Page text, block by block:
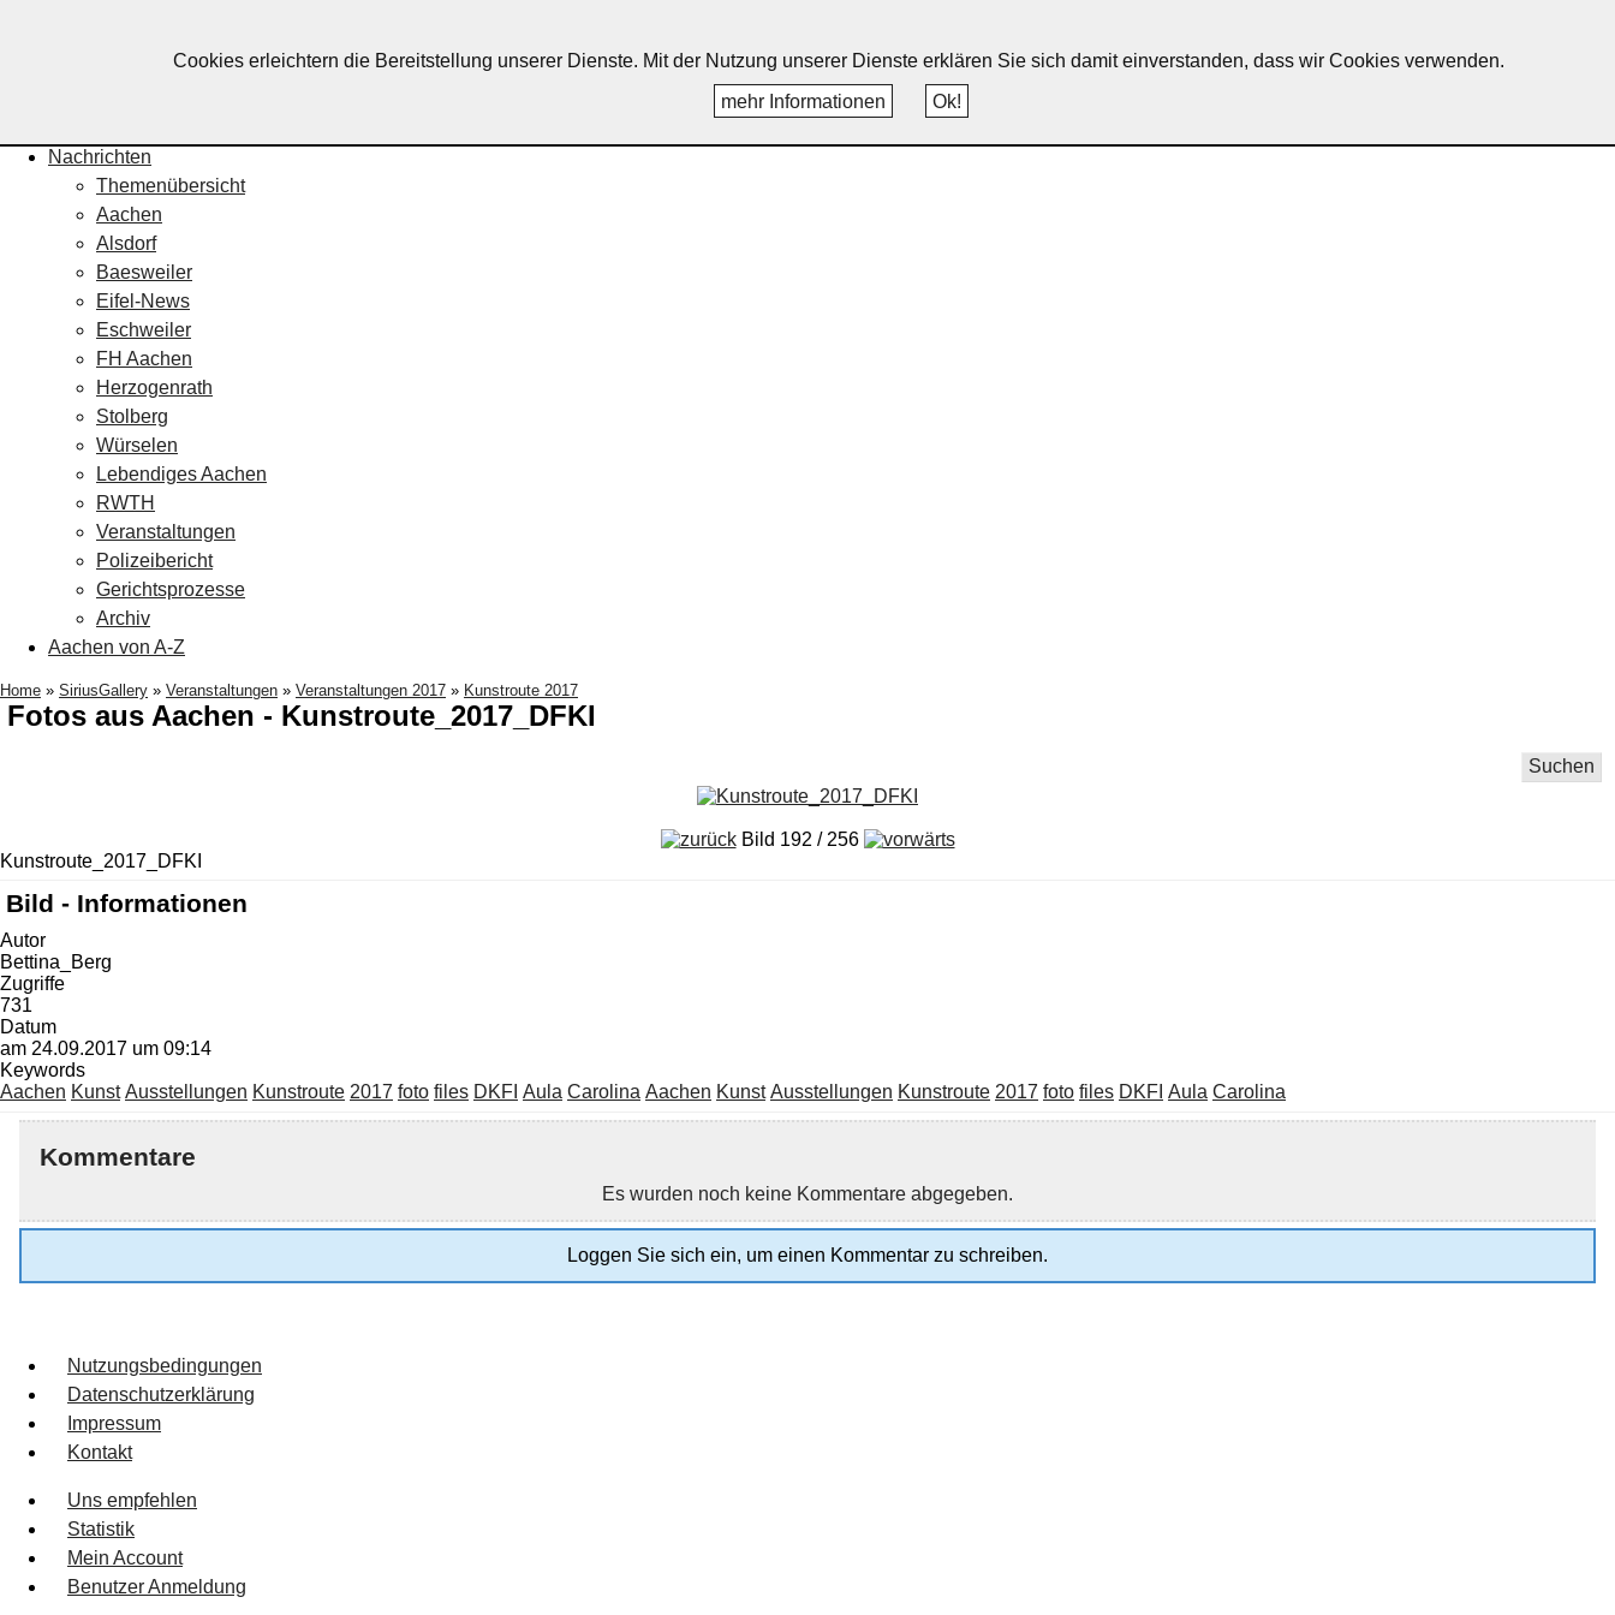
Nachrichten
Themenübersicht
Aachen
Alsdorf
Baesweiler
Eifel-News
Eschweiler
FH Aachen
Herzogenrath
Stolberg
Würselen
Lebendiges Aachen
RWTH
Veranstaltungen
Polizeibericht
Gerichtsprozesse
Archiv
Aachen von A-Z
Home » SiriusGallery » Veranstaltungen » Veranstaltungen 2017 » Kunstroute 2017
Fotos aus Aachen - Kunstroute_2017_DFKI
Suchen
Bild 192 / 256
Kunstroute_2017_DFKI
Bild - Informationen
Autor
Bettina_Berg
Zugriffe
731
Datum
am 24.09.2017 um 09:14
Keywords
Aachen Kunst Ausstellungen Kunstroute 2017 foto files DKFI Aula Carolina Aachen Kunst Ausstellungen Kunstroute 2017 foto files DKFI Aula Carolina
Kommentare
Es wurden noch keine Kommentare abgegeben.
Loggen Sie sich ein, um einen Kommentar zu schreiben.
Nutzungsbedingungen
Datenschutzerklärung
Impressum
Kontakt
Uns empfehlen
Statistik
Mein Account
Benutzer Anmeldung
Cookies erleichtern die Bereitstellung unserer Dienste. Mit der Nutzung unserer Dienste erklären Sie sich damit einverstanden, dass wir Cookies verwenden.
mehr Informationen
Ok!